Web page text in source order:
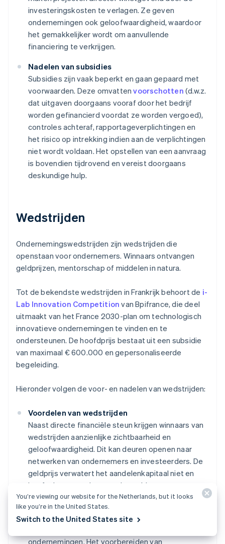
investeringskosten te verlagen. Ze geven
ondernemingen ook geloofwaardigheid, waardoor
het gemakkelijker wordt om aanvullende
financiering te verkrijgen.
Nadelen van subsidies
Subsidies zijn vaak beperkt en gaan gepaard met
voorwaarden. Deze omvattenvoorschotten (d.w.z.
dat uitgaven doorgaans vooraf door het bedrijf
worden gefinancierd voordat ze worden vergoed),
controles achteraf, rapportageverplichtingen en
het risico op intrekking indien aan de verplichtingen
niet wordt voldaan. Het opstellen van een aanvraag
is bovendien tijdrovend en vereist doorgaans
deskundige hulp.
Wedstrijden
Ondernemingswedstrijden zijn wedstrijden die
openstaan voor ondernemers. Winnaars ontvangen
geldprijzen, mentorschap of middelen in natura.
Tot de bekendste wedstrijden in Frankrijk behoort de i-
Lab Innovation Competition van Bpifrance, die deel
uitmaakt van het France 2030-plan om technologisch
innovatieve ondernemingen te vinden en te
ondersteunen. De hoofdprijs bestaat uit een subsidie
van maximaal € 600.000 en gepersonaliseerde
begeleiding.
Hieronder volgen de voor- en nadelen van wedstrijden:
Voordelen van wedstrijden
Naast directe financiële steun krijgen winnaars van
wedstrijden aanzienlijke zichtbaarheid en
geloofwaardigheid. Dit kan deuren openen naar
netwerken van ondernemers en investeerders. De
geldprijs verwatert het aandelenkapitaal niet en
hoeft niet te worden terugbetaald.
Nadelen van wedstrijden
Wedstrijden zijn een zeer selectieve en
ondernemingen. Het voorbereiden van
You’re viewing our website for the Netherlands, but it looks
like you’re in the United States.
Switch to the United States site